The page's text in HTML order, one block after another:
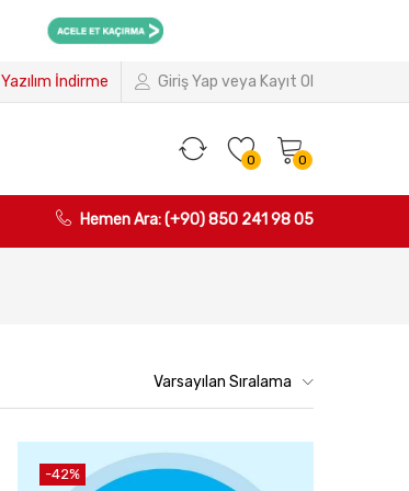
Giriş Yap veya Kayıt Ol
Yazılım İndirme
0 0
Hemen Ara: (+90) 850 241 98 05
Varsayılan Sıralama
-42%